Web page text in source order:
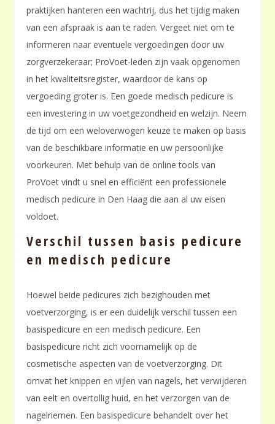
praktijken hanteren een wachtrij, dus het tijdig maken
van een afspraak is aan te raden. Vergeet niet om te
informeren naar eventuele vergoedingen door uw
zorgverzekeraar; ProVoet-leden zijn vaak opgenomen
in het kwaliteitsregister, waardoor de kans op
vergoeding groter is. Een goede medisch pedicure is
een investering in uw voetgezondheid en welzijn. Neem
de tijd om een weloverwogen keuze te maken op basis
van de beschikbare informatie en uw persoonlijke
voorkeuren. Met behulp van de online tools van
ProVoet vindt u snel en efficiënt een professionele
medisch pedicure in Den Haag die aan al uw eisen
voldoet.
Verschil tussen basis pedicure
en medisch pedicure
Hoewel beide pedicures zich bezighouden met
voetverzorging, is er een duidelijk verschil tussen een
basispedicure en een medisch pedicure. Een
basispedicure richt zich voornamelijk op de
cosmetische aspecten van de voetverzorging. Dit
omvat het knippen en vijlen van nagels, het verwijderen
van eelt en overtollig huid, en het verzorgen van de
nagelriemen. Een basispedicure behandelt over het